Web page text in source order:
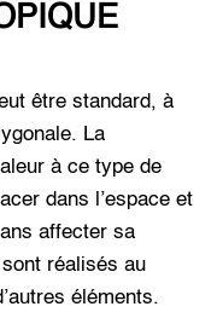
être standard, à
La
à ce type de
dans l’espace et
affecter sa
réalisés au
éléments.